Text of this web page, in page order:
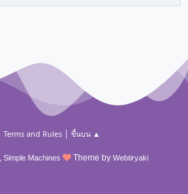
Terms and Rules| ขึ้นบน ▲
, Simple Machines Theme by Webtiryaki